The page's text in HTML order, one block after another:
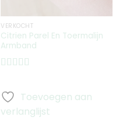
VERKOCHT
Citrien Parel En Toermalijn
Armband
Toevoegen aan
verlanglijst